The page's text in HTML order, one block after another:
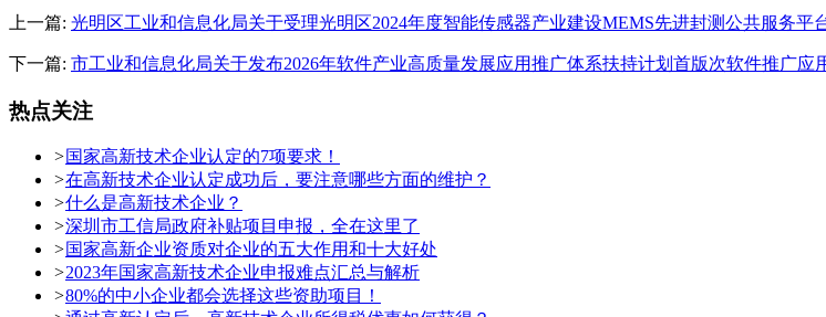
上一篇: 光明区工业和信息化局关于受理光明区2024年度智能传感器产业建设MEMS先进封测公共服务平
下一篇: 市工业和信息化局关于发布2026年软件产业高质量发展应用推广体系扶持计划首版次软件推广应
热点关注
>国家高新技术企业认定的7项要求！
>在高新技术企业认定成功后，要注意哪些方面的维护？
>什么是高新技术企业？
>深圳市工信局政府补贴项目申报，全在这里了
>国家高新企业资质对企业的五大作用和十大好处
>2023年国家高新技术企业申报难点汇总与解析
>80%的中小企业都会选择这些资助项目！